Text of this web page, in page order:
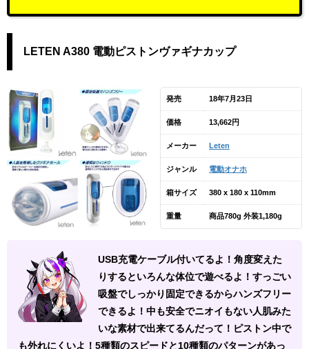
LETEN A380 電動ピストンヴァギナカップ
発売 18年7月23日
価格 13,662円
メーカー Leten
ジャンル 電動オナホ
箱サイズ 380 x 180 x 110mm
重量 商品780g 外装1,180g
USB充電ケーブル付いてるよ！角度変えた
りするといろんな体位で遊べるよ！すっごい
吸盤でしっかり固定できるからハンズフリー
できるよ！中も安全でニオイもない人肌みた
いな素材で出来てるんだって！ピストン中で
も外れにくいよ！5種類のスピードと10種類のパターンがあっ